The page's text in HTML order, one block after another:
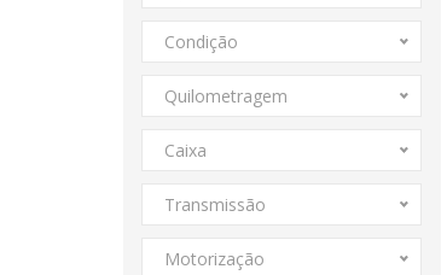
Condição
Quilometragem
Caixa
Transmissão
Motorização